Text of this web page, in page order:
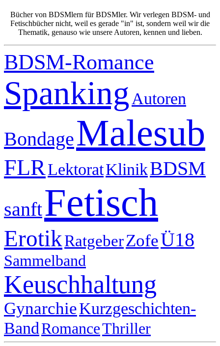
Bücher von BDSMlern für BDSMler. Wir verlegen BDSM- und
Fetischbücher nicht, weil es gerade "in" ist, sondern weil wir die
Thematik, genauso wie unsere Autoren, kennen und lieben.
BDSM-Romance
Spanking Autoren
BondageMalesub
FLRLektoratKlinikBDSM
sanftFetisch
ErotikRatgeberZofeÜ18
Sammelband
Keuschhaltung
GynarchieKurzgeschichten-
BandRomanceThriller